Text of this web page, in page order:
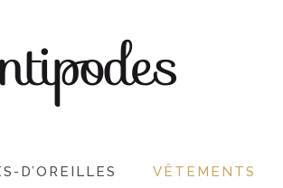
D’OREILLES VÊTEMENTS